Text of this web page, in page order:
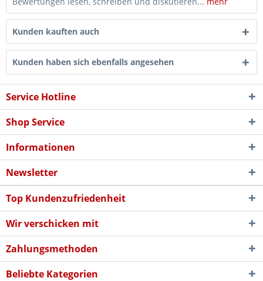
Kunden kauften auch
Kunden haben sich ebenfalls angesehen
Service Hotline
Shop Service
Informationen
Newsletter
Top Kundenzufriedenheit
Wir verschicken mit
Zahlungsmethoden
Beliebte Kategorien